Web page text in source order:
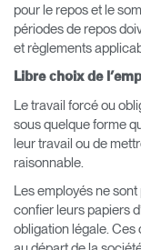
pour le repos et le
périodes de repos
et règlements
Libre choix de
Le travail forcé ou
sous quelque forme
leur travail ou de
raisonnable.
Les employés ne
confier leurs papiers
obligation légale.